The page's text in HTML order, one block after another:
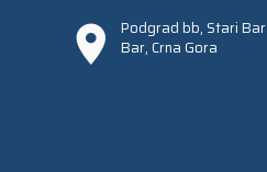
Podgrad bb, Stari Bar
Bar, Crna Gora